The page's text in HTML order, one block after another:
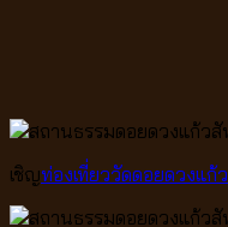
เชิญท่องเที่ยววัดดอยดวงแก้ว